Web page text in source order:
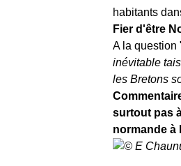
habitants
Fier d'être
A la question
inévitable
les Bretons
surtout pas
normande à